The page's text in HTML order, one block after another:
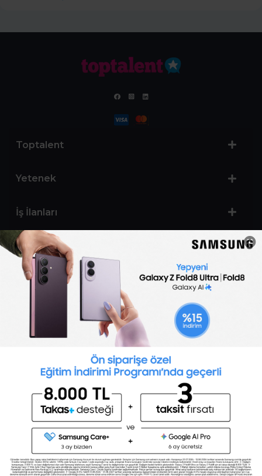
Toptalent
Yetenek
İş İlanları
Sertifika Programları
Yetenek Testleri
Toptalent Marka ve İnsan Kaynakları Danışmanlığı Limited Şirketi Özel İstihdam Bürosu
Olarak 11 / 11 / 2024 - 10 / 11 / 2027 tarihleri arasında faaliyette bulunmak üzere, Türkiye İş
Kurumu tarafından 05.11.2024 tarih ve 16998526 sayılı karar uyarınca 1251 nolu belge ile faaliyet
göstermektedir.Toptalent İş İlanları için tıklayın. 4904 sayılı kanun uyarınca iş arayanlardan
ücret alınmayacak ve menfaat temin edilmeyecektir.
Türkiye İş Kurumu İstanbul İl Müdürlüğü: 0 212 249 29 87 | Türkiye iş Kurumu İstanbul Çalışma
ve İş Kurumu Bahçelievler Hizmet Merkezi